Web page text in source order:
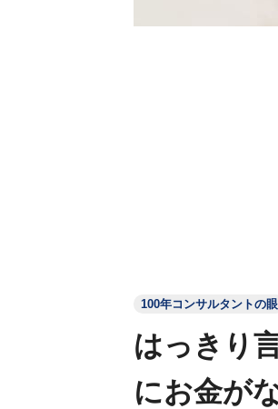
100年コンサルタントの眼
はっきり
にお金が